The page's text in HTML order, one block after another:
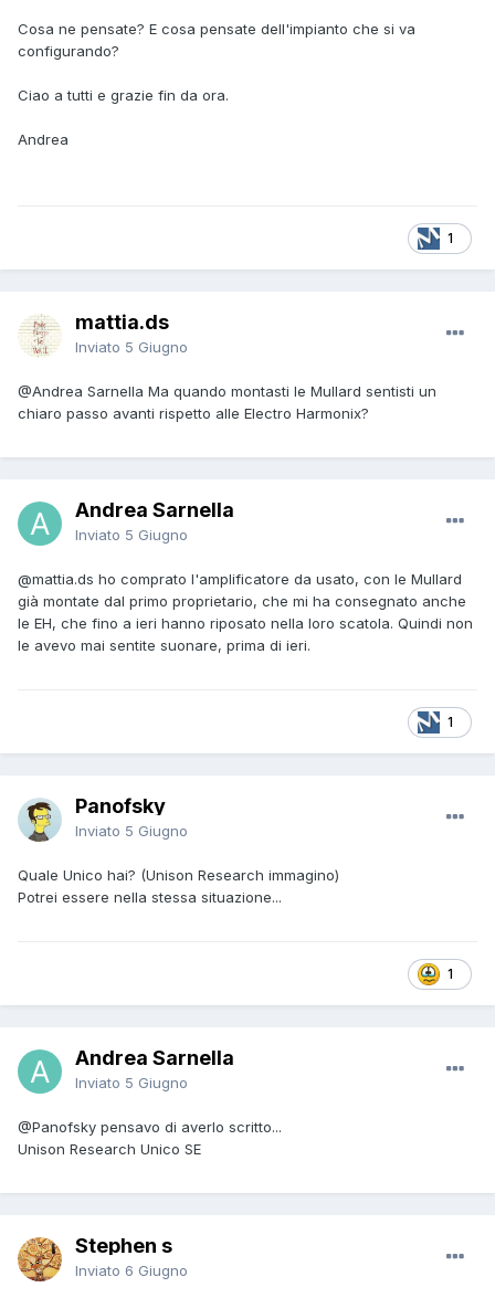
Cosa ne pensate? E cosa pensate dell'impianto che si va
configurando?
Ciao a tutti e grazie fin da ora.
Andrea
1
mattia.ds
Inviato 5 Giugno
@Andrea Sarnella Ma quando montasti le Mullard sentisti un
chiaro passo avanti rispetto alle Electro Harmonix?
Andrea Sarnella
Inviato 5 Giugno
@mattia.ds ho comprato l'amplificatore da usato, con le Mullard
già montate dal primo proprietario, che mi ha consegnato anche
le EH, che fino a ieri hanno riposato nella loro scatola. Quindi non
le avevo mai sentite suonare, prima di ieri.
1
Panofsky
Inviato 5 Giugno
Quale Unico hai? (Unison Research immagino)
Potrei essere nella stessa situazione...
1
Andrea Sarnella
Inviato 5 Giugno
@Panofsky pensavo di averlo scritto...
Unison Research Unico SE
Stephen s
Inviato 6 Giugno